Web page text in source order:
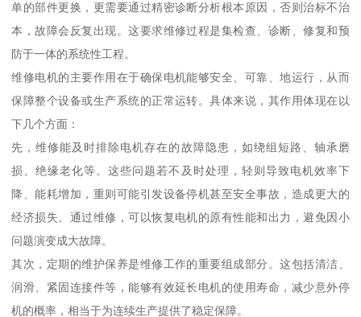
单的部件更换，更需要通过精密诊断分析根本原因，否则治标不治
本，故障会反复出现。这要求维修过程是集检查、诊断、修复和预
防于一体的系统性工程。
维修电机的主要作用在于确保电机能够安全、可靠、地运行，从而
保障整个设备或生产系统的正常运转。具体来说，其作用体现在以
下几个方面：
先，维修能及时排除电机存在的故障隐患，如绕组短路、轴承磨
损、绝缘老化等。这些问题若不及时处理，轻则导致电机效率下
降、能耗增加，重则可能引发设备停机甚至安全事故，造成更大的
经济损失。通过维修，可以恢复电机的原有性能和出力，避免因小
问题演变成大故障。
其次，定期的维护保养是维修工作的重要组成部分。这包括清洁、
润滑、紧固连接件等，能够有效延长电机的使用寿命，减少意外停
机的概率，相当于为连续生产提供了稳定保障。